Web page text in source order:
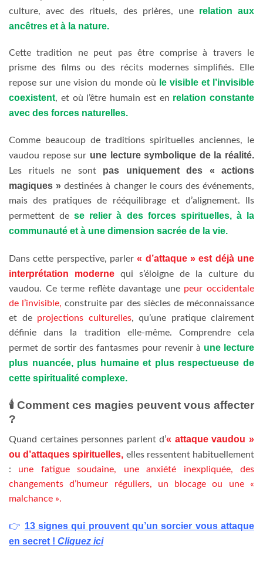
culture, avec des rituels, des prières, unerelation aux
ancêtres et à la nature.
Cette tradition ne peut pas être comprise à travers le
prisme des films ou des récits modernes simplifiés. Elle
repose sur une vision du monde où
le visible et l’invisible
coexistent, et où l’être humain est en relation constante
avec des forces naturelles.
Comme beaucoup de traditions spirituelles anciennes, le
vaudou repose sur une lecture symbolique de la réalité.
Les rituels ne sont pas uniquement des « actions
magiques » destinées à changer le cours des événements,
mais des pratiques de rééquilibrage et d’alignement. Ils
permettent dese relier à des forces spirituelles, à la
communauté et à une dimension sacrée de la vie.
Dans cette perspective, parler« d’attaque » est déjà une
interprétation moderne
qui s’éloigne de la culture du
vaudou. Ce terme reflète davantage une peur occidentale
de l’invisible, construite par des siècles de méconnaissance
et deprojections culturelles, qu’une pratique clairement
définie dans la tradition elle-même. Comprendre cela
permet de sortir des fantasmes pour revenir à une lecture
plus nuancée, plus humaine et plus respectueuse de
cette spiritualité complexe.
🕯️ Comment ces magies peuvent vous affecter
?
Quand certaines personnes parlent d’« attaque vaudou »
ou d’attaques spirituelles, elles ressentent habituellement
: une fatigue soudaine, une anxiété inexpliquée, des
changements d’humeur réguliers, un blocage ou une «
malchance ».
👉 13 signes qui prouvent qu’un sorcier vous attaque
en secret ! Cliquez ici